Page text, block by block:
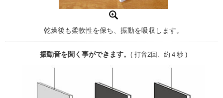
乾燥後も柔軟性を保ち、振動を吸収します。
振動音を聞く事ができます。 ( 打音2回、約４秒 )